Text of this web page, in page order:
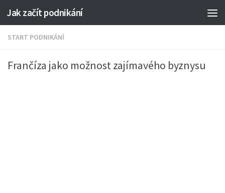
Jak začít podnikání
START PODNIKÁNÍ
Frančíza jako možnost zajímavého byznysu